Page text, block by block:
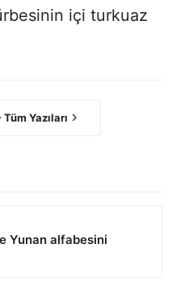
içi turkuaz
Yazıları
Yunan alfabesini